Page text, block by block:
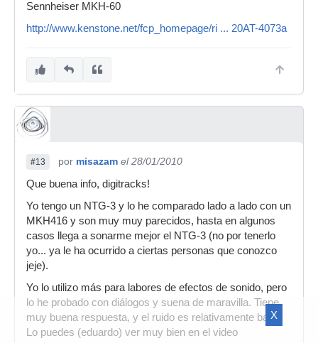
Sennheiser MKH-60
http://www.kenstone.net/fcp_homepage/ri ... 20AT-4073a
#13 por misazam el 28/01/2010
Que buena info, digitracks!
Yo tengo un NTG-3 y lo he comparado lado a lado con un
MKH416 y son muy muy parecidos, hasta en algunos
casos llega a sonarme mejor el NTG-3 (no por tenerlo
yo... ya le ha ocurrido a ciertas personas que conozco
jeje).
Yo lo utilizo más para labores de efectos de sonido, pero
lo he probado con diálogos y suena de maravilla. Tiene
muy buena respuesta, y el ruido es relativamente bajo.
Lo puedes (eduardo) ver muy bien en el video
X